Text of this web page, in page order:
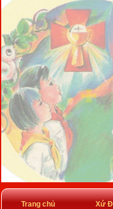
Trang chủ Xứ